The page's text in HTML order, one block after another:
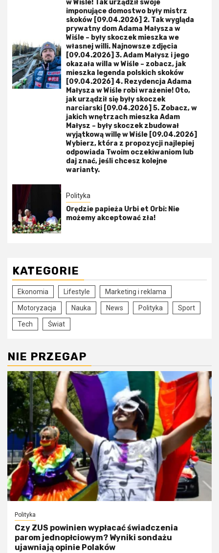
w Wiśle! Tak urządził swoje
imponujące domostwo były mistrz
skoków [09.04.2026] 2. Tak wygląda
prywatny dom Adama Małysza w
Wiśle – były skoczek mieszka we
własnej willi. Najnowsze zdjęcia
[09.04.2026] 3. Adam Małysz i jego
okazała willa w Wiśle – zobacz, jak
mieszka legenda polskich skoków
[09.04.2026] 4. Rezydencja Adama
Małysza w Wiśle robi wrażenie! Oto,
jak urządził się były skoczek
narciarski [09.04.2026] 5. Zobacz, w
jakich wnętrzach mieszka Adam
Małysz – były skoczek zbudował
wyjątkową willę w Wiśle [09.04.2026]
Wybierz, która z propozycji najlepiej
odpowiada Twoim oczekiwaniom lub
daj znać, jeśli chcesz kolejne
warianty.
Polityka
Orędzie papieża Urbi et Orbi: Nie
możemy akceptować zła!
KATEGORIE
Ekonomia Lifestyle Marketing i reklama
Motoryzacja Nauka News Polityka Sport
Tech Świat
NIE PRZEGAP
Polityka
Czy ZUS powinien wypłacać świadczenia
parom jednopłciowym? Wyniki sondażu
ujawniają opinie Polaków